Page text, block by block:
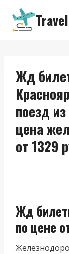
Перейти
содержимому
Жд
поезд
цена
от 1329
Жд
по цене